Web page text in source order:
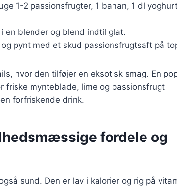
1-2 passionsfrugter, 1 banan, 1 dl
en blender og blend indtil glat.
pynt med et skud passionsfrugtsaft på
hvor den tilføjer en eksotisk smag. En
friske mynteblade, lime og passionsfrugt
forfriskende drink.
fordele og
sund. Den er lav i kalorier og rig på